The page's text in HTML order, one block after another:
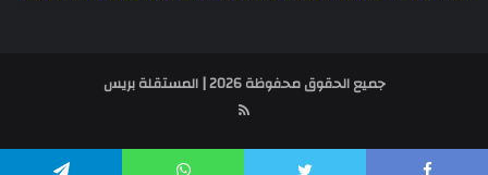
جميع الحقوق محفوظة 2026 | المستقلة بريس
RSS